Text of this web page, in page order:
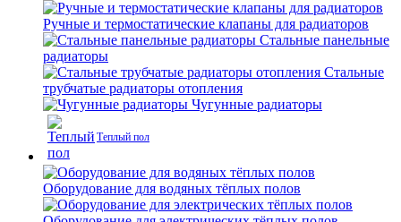
Ручные и термостатические клапаны для радиаторов
Стальные панельные
радиаторы
Стальные
трубчатые радиаторы отопления
Чугунные радиаторы
Теплый пол
Оборудование для водяных тёплых полов